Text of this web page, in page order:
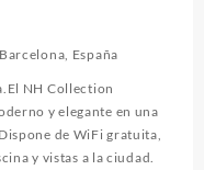
España
NH Collection
y elegante en una
de WiFi gratuita,
y vistas a la ciudad.